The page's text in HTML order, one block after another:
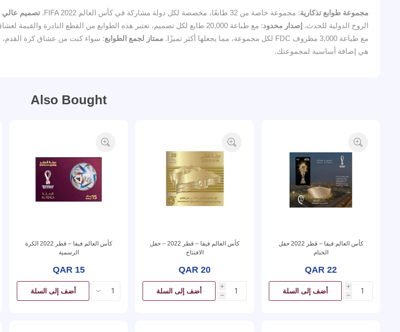
مجموعة طوابع تذكارية: مجموعة خاصة من 32 طابعًا، مخصصة لكل دولة مشاركة في كأس العالم FIFA 2022. تصميم عالي
الروح الدولية للحدث. إصدار محدود: مع طباعة 20,000 طابع لكل تصميم، تعتبر هذه الطوابع من القطع النادرة والقيمة لعشاق كرة القدم وجامعي الطوابع.
مع طباعة 3,000 مظروف FDC لكل مجموعة، مما يجعلها أكثر تميزًا.
ممتاز لجمع الطوابع
هي إضافة أساسية لمجموعتك.
Also Bought
كأس العالم فيفا – قطر 2022 حفل
الختام
QAR 22
i
h
أضف إلى السلة
كأس العالم فيفا – قطر 2022 – حفل
الافتتاح
QAR 20
i
h
أضف إلى السلة
كأس العالم فيفا – قطر 2022 الكرة
الرسمية
QAR 15
أضف إلى السلة